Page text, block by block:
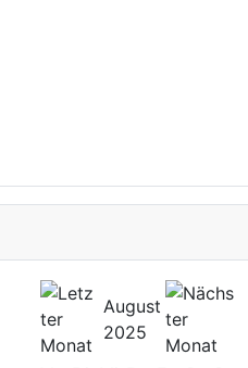
August
2025